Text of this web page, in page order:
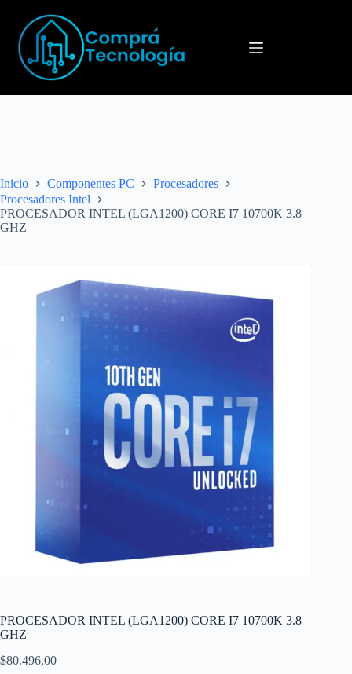
Menú
Inicio Componentes PC
Procesadores
Procesadores Intel
PROCESADOR INTEL (LGA1200) CORE I7 10700K 3.8
GHZ
PROCESADOR INTEL (LGA1200) CORE I7 10700K 3.8
GHZ
$80.496,00